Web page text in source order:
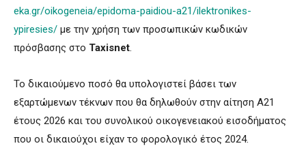
eka.gr/oikogeneia/epidoma-paidiou-a21/ilektronikes-
ypiresies/ με την χρήση των προσωπικών κωδικών
πρόσβασης στο Taxisnet.
Το δικαιούμενο ποσό θα υπολογιστεί βάσει των
εξαρτώμενων τέκνων που θα δηλωθούν στην αίτηση Α21
έτους 2026 και του συνολικού οικογενειακού εισοδήματος
που οι δικαιούχοι είχαν το φορολογικό έτος 2024.